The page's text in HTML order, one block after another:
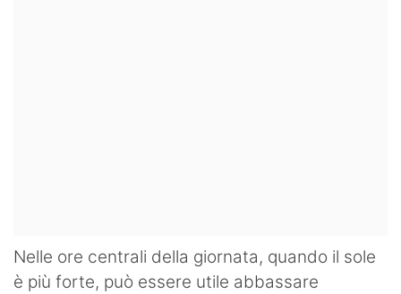
Nelle ore centrali della giornata, quando il sole
è più forte, può essere utile abbassare